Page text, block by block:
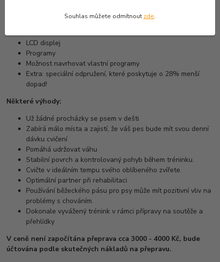
Motor: 6,5 HP
LCD displej
Programy
Možnost navrhovat vlastní programy
Extra: speciální odpružení, které poskytuje o 28% menší
dopad!
Některé výhody:
Už žádné procházky se psem v dešti
Zabírá málo místa a zajistí, že váš pes bude mít svou denní
dávku cvičení
Pomáhá udržovat váhu
Stabilní povrch a kontrolovaný pohyb během tréninku.
Cvičte v ideálním tempu svého oblíbeného zvířete.
Optimální partner při rehabilitaci
Používání běžeckého pásu pro psy může mít pozitivní vliv na
problémy s chováním.
Dokonale vyvážený trénink v rámci přípravy na soutěže a
přehlídky
V ceně není započítána přeprava cca 3000 - 4000 Kč, bude
účtována podle skutečných nákladů na přepravu.
Souhlas můžete odmítnout zde.